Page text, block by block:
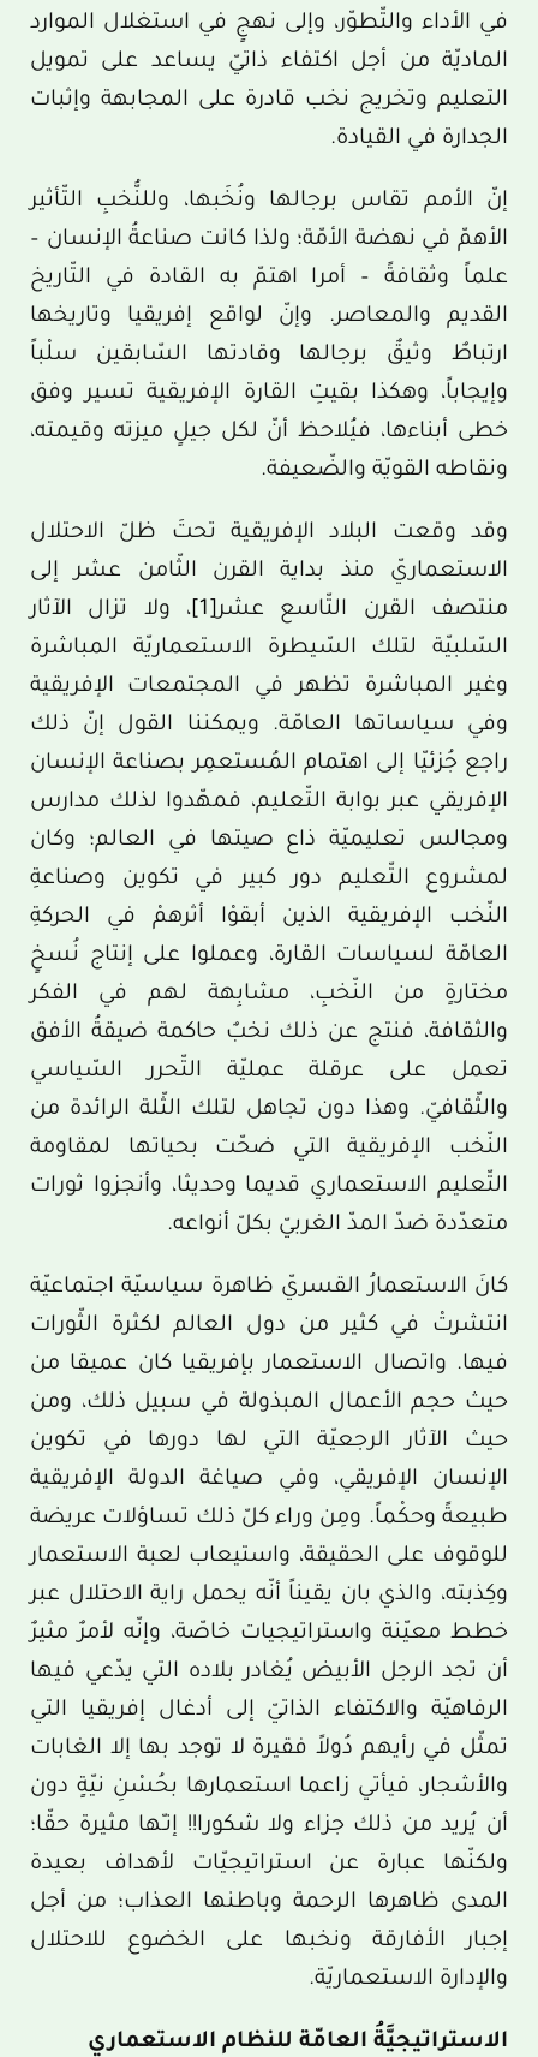
في الأداء والتّطوّر، وإلى نهجٍ في استغلال الموارد
الماديّة من أجل اكتفاء ذاتيّ يساعد على تمويل
التعليم وتخريج نخب قادرة على المجابهة وإثبات
الجدارة في القيادة.
إنّ الأمم تقاس برجالها ونُخَبها، وللنُّخبِ التّأثير
الأهمّ في نهضة الأمّة؛ ولذا كانت صناعةُ الإنسان –
علماً وثقافةً – أمرا اهتمّ به القادة في التّاريخ
القديم والمعاصر. وإنّ لواقع إفريقيا وتاريخها
ارتباطٌ وثيقٌ برجالها وقادتها السّابقين سلْباً
وإيجاباً، وهكذا بقيتِ القارة الإفريقية تسير وفق
خطى أبناءها، فيُلاحظ أنّ لكل جيلٍ ميزته وقيمته،
ونقاطه القويّة والضّعيفة.
وقد وقعت البلاد الإفريقية تحتَ ظلّ الاحتلال
الاستعماريّ منذ بداية القرن الثّامن عشر إلى
منتصف القرن التّاسع عشر[1]
، ولا تزال الآثار
السّلبيّة لتلك السّيطرة الاستعماريّة المباشرة
وغير المباشرة تظهر في المجتمعات الإفريقية
وفي سياساتها العامّة. ويمكننا القول إنّ ذلك
راجع جُزئيّا إلى اهتمام المُستعمِر بصناعة الإنسان
الإفريقي عبر بوابة التّعليم، فمهّدوا لذلك مدارس
ومجالس تعليميّة ذاع صيتها في العالم؛ وكان
لمشروع التّعليم دور كبير في تكوين وصناعةِ
النّخب الإفريقية الذين أبقوْا أثرهمْ في الحركةِ
العامّة لسياسات القارة، وعملوا على إنتاج نُسخٍ
مختارةٍ من النّخبِ، مشابِهة لهم في الفكر
والثقافة، فنتج عن ذلك نخبٌ حاكمة ضيقةُ الأفق
تعمل على عرقلة عمليّة التّحرر السّياسي
والثّقافيّ. وهذا دون تجاهل لتلك الثّلة الرائدة من
النّخب الإفريقية التي ضحّت بحياتها لمقاومة
التّعليم الاستعماري قديما وحديثا، وأنجزوا ثورات
متعدّدة ضدّ المدّ الغربيّ بكلّ أنواعه.
كانَ الاستعمارُ القسريّ ظاهرة سياسيّة اجتماعيّة
انتشرتْ في كثير من دول العالم لكثرة الثّورات
فيها. واتصال الاستعمار بإفريقيا كان عميقا من
حيث حجم الأعمال المبذولة في سبيل ذلك، ومن
حيث الآثار الرجعيّة التي لها دورها في تكوين
الإنسان الإفريقي، وفي صياغة الدولة الإفريقية
طبيعةً وحكْماً. ومِن وراء كلّ ذلك تساؤلات عريضة
للوقوف على الحقيقة، واستيعاب لعبة الاستعمار
وكِذبته، والذي بان يقيناً أنّه يحمل راية الاحتلال عبر
خطط معيّنة واستراتيجيات خاصّة، وإنّه لأمرٌ مثيرٌ
أن تجد الرجل الأبيض يُغادر بلاده التي يدّعي فيها
الرفاهيّة والاكتفاء الذاتيّ إلى أدغال إفريقيا التي
تمثّل في رأيهم دُولاً فقيرة لا توجد بها إلا الغابات
والأشجار، فيأتي زاعما استعمارها بحُسْنِ نيّةٍ دون
أن يُريد من ذلك جزاء ولا شكورا!! إنـّها مثيرة حقّا؛
ولكنّها عبارة عن استراتيجيّات لأهداف بعيدة
المدى ظاهرها الرحمة وباطنها العذاب؛ من أجل
إجبار الأفارقة ونخبها على الخضوع للاحتلال
والإدارة الاستعماريّة.
الاستراتيجيَّةُ العامّة للنظام الاستعماري